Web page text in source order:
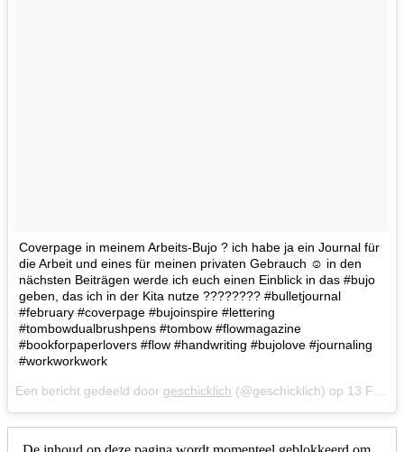
Coverpage in meinem Arbeits-Bujo ? ich habe ja ein Journal für
die Arbeit und eines für meinen privaten Gebrauch ☺️ in den
nächsten Beiträgen werde ich euch einen Einblick in das #bujo
geben, das ich in der Kita nutze ???????? #bulletjournal
#february #coverpage #bujoinspire #lettering
#tombowdualbrushpens #tombow #flowmagazine
#bookforpaperlovers #flow #handwriting #bujolove #journaling
#workworkwork
Een bericht gedeeld door geschicklich (@geschicklich) op 13 Feb 2018 om 5:14 (PST)